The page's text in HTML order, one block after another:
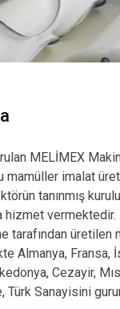
MELİMEX
mamüller imalat
tanınmış
hizmet vermektedir.
tarafından üretilen
Almanya, Fransa,
Cezayir,
Türk Sanayisini